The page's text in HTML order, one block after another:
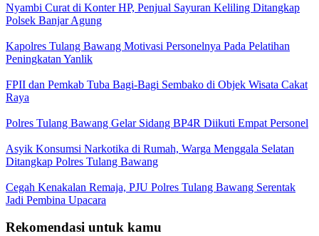
Nyambi Curat di Konter HP, Penjual Sayuran Keliling Ditangkap
Polsek Banjar Agung
Kapolres Tulang Bawang Motivasi Personelnya Pada Pelatihan
Peningkatan Yanlik
FPII dan Pemkab Tuba Bagi-Bagi Sembako di Objek Wisata Cakat
Raya
Polres Tulang Bawang Gelar Sidang BP4R Diikuti Empat Personel
Asyik Konsumsi Narkotika di Rumah, Warga Menggala Selatan
Ditangkap Polres Tulang Bawang
Cegah Kenakalan Remaja, PJU Polres Tulang Bawang Serentak
Jadi Pembina Upacara
Rekomendasi untuk kamu